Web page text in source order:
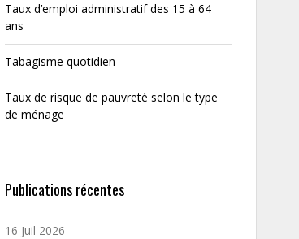
Taux d’emploi administratif des 15 à 64
ans
Tabagisme quotidien
Taux de risque de pauvreté selon le type
de ménage
Publications récentes
16 Juil 2026